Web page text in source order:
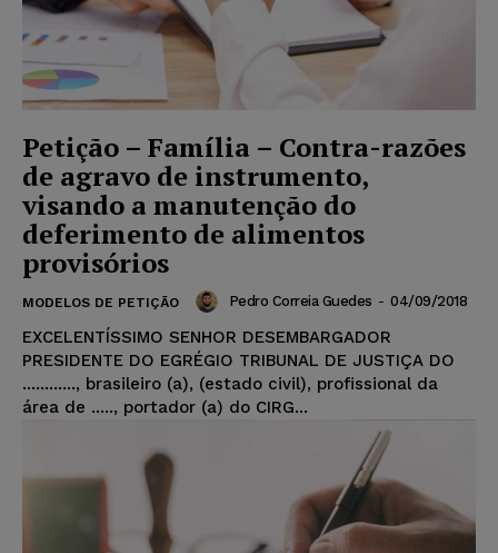
Petição – Família – Contra-razões
de agravo de instrumento,
visando a manutenção do
deferimento de alimentos
provisórios
MODELOS DE PETIÇÃO Pedro Correia Guedes - 04/09/2018
EXCELENTÍSSIMO SENHOR DESEMBARGADOR
PRESIDENTE DO EGRÉGIO TRIBUNAL DE JUSTIÇA DO
............, brasileiro (a), (estado civil), profissional da
área de ....., portador (a) do CIRG...